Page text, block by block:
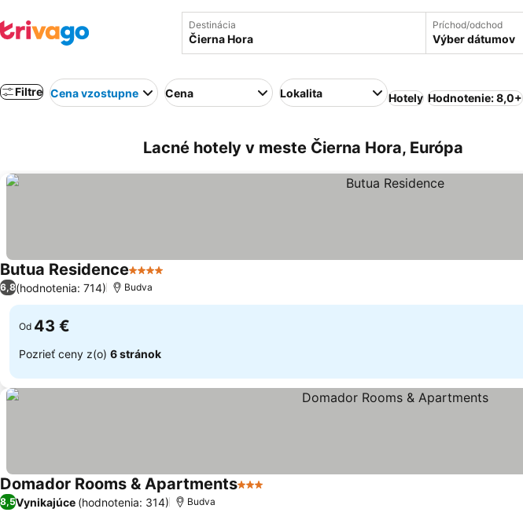
Destinácia Príchod/odchod
Výber dátumov
Filtre Cena vzostupne Cena Lokalita Hotely Hodnotenie: 8,0+
Lacné hotely v meste Čierna Hora, Európa
Butua Residence4 Počet hviezdičiek
6,8(hodnotenia: 714) Budva
Od 43 €
Pozrieť ceny z(o) 6 stránok
Domador Rooms & Apartments3 Počet hviezdičiek
8,5Vynikajúce (hodnotenia: 314) Budva